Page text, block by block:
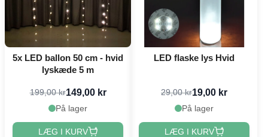
5x LED ballon 50 cm - hvid
lyskæde 5 m
199,00 kr149,00 kr
På lager
LÆG I KURV
LED flaske lys Hvid
29,00 kr19,00 kr
På lager
LÆG I KURV